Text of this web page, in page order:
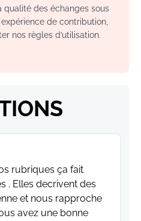
qualité des échanges sous
de contribution,
nos règles d’utilisation.
rubriques ça fait
. Elles decrivent des
et nous rapproche
avez une bonne